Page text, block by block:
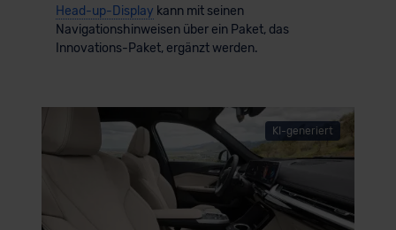
Head-up-Display kann mit seinen
Navigationshinweisen über ein Paket, das
Innovations-Paket, ergänzt werden.
KI-generiert